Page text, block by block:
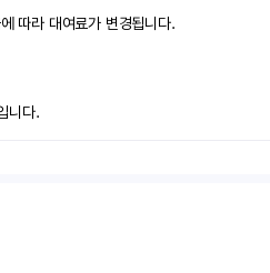
따라 대여료가 변경됩니다.
니다.